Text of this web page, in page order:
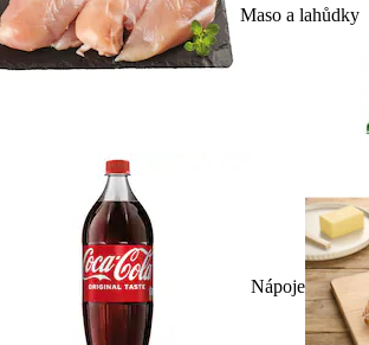
Maso a lahůdky
Nápoje